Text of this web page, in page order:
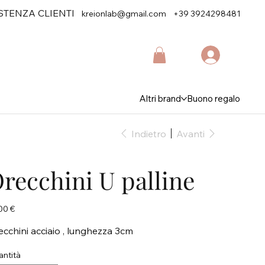
CLIENTI kreionlab@gmail.com +39 3924298481
Altri brand Buono regalo
Indietro Avanti
U palline
€
acciaio , lunghezza 3cm